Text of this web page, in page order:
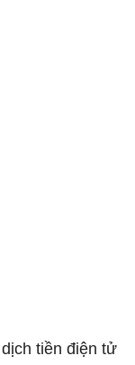
tiền điện tử